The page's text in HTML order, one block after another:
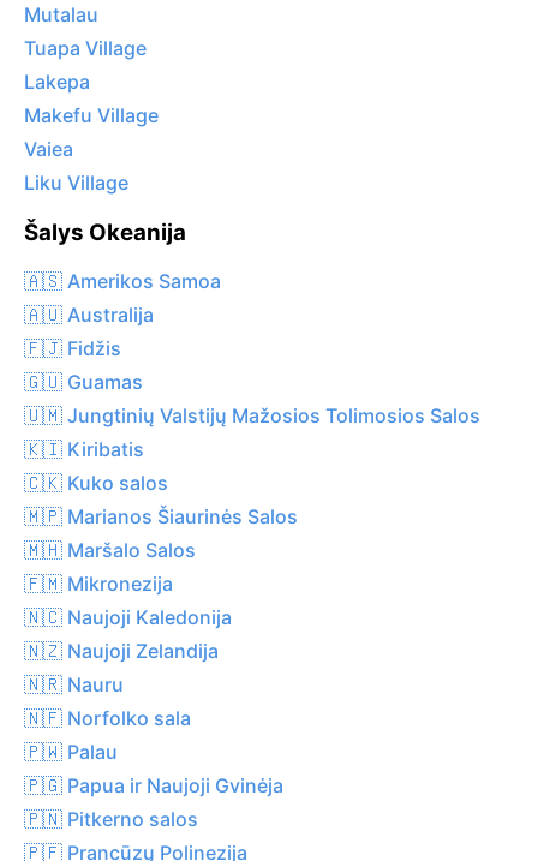
Mutalau
Tuapa Village
Lakepa
Makefu Village
Vaiea
Liku Village
Šalys Okeanija
🇦🇸 Amerikos Samoa
🇦🇺 Australija
🇫🇯 Fidžis
🇬🇺 Guamas
🇺🇲 Jungtinių Valstijų Mažosios Tolimosios Salos
🇰🇮 Kiribatis
🇨🇰 Kuko salos
🇲🇵 Marianos Šiaurinės Salos
🇲🇭 Maršalo Salos
🇫🇲 Mikronezija
🇳🇨 Naujoji Kaledonija
🇳🇿 Naujoji Zelandija
🇳🇷 Nauru
🇳🇫 Norfolko sala
🇵🇼 Palau
🇵🇬 Papua ir Naujoji Gvinėja
🇵🇳 Pitkerno salos
🇵🇫 Prancūzų Polinezija